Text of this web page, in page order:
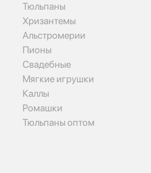
Тюльпаны
Хризантемы
Альстромерии
Пионы
Свадебные
Мягкие игрушки
Каллы
Ромашки
Тюльпаны оптом